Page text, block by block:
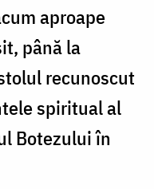
aproape
până la
recunoscut
spiritual al
Botezului în